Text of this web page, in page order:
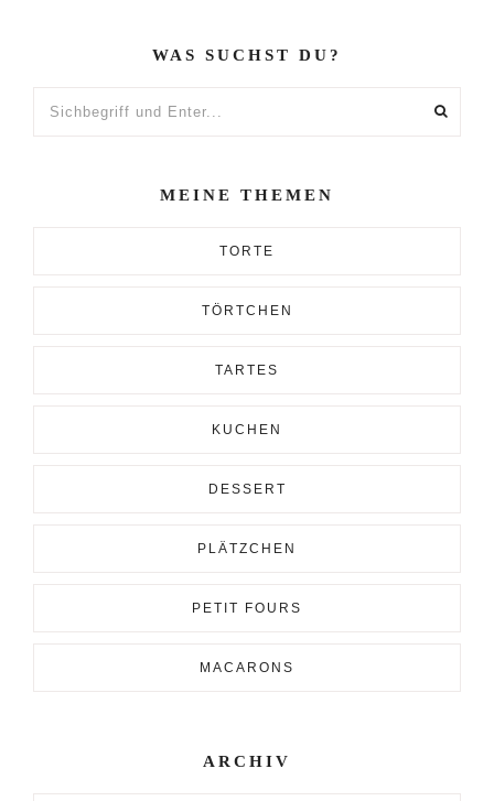
WAS SUCHST DU?
MEINE THEMEN
TORTE
TÖRTCHEN
TARTES
KUCHEN
DESSERT
PLÄTZCHEN
PETIT FOURS
MACARONS
ARCHIV